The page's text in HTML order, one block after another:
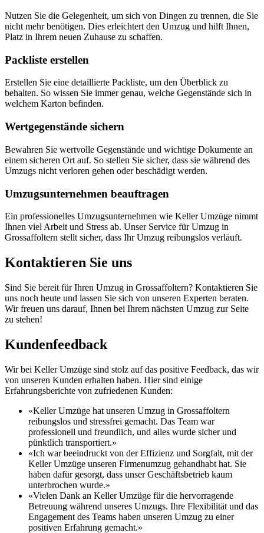
Nutzen Sie die Gelegenheit, um sich von Dingen zu trennen, die Sie
nicht mehr benötigen. Dies erleichtert den Umzug und hilft Ihnen,
Platz in Ihrem neuen Zuhause zu schaffen.
Packliste erstellen
Erstellen Sie eine detaillierte Packliste, um den Überblick zu
behalten. So wissen Sie immer genau, welche Gegenstände sich in
welchem Karton befinden.
Wertgegenstände sichern
Bewahren Sie wertvolle Gegenstände und wichtige Dokumente an
einem sicheren Ort auf. So stellen Sie sicher, dass sie während des
Umzugs nicht verloren gehen oder beschädigt werden.
Umzugsunternehmen beauftragen
Ein professionelles Umzugsunternehmen wie Keller Umzüge nimmt
Ihnen viel Arbeit und Stress ab. Unser Service für Umzug in
Grossaffoltern stellt sicher, dass Ihr Umzug reibungslos verläuft.
Kontaktieren Sie uns
Sind Sie bereit für Ihren Umzug in Grossaffoltern? Kontaktieren Sie
uns noch heute und lassen Sie sich von unseren Experten beraten.
Wir freuen uns darauf, Ihnen bei Ihrem nächsten Umzug zur Seite
zu stehen!
Kundenfeedback
Wir bei Keller Umzüge sind stolz auf das positive Feedback, das wir
von unseren Kunden erhalten haben. Hier sind einige
Erfahrungsberichte von zufriedenen Kunden:
«Keller Umzüge hat unseren Umzug in Grossaffoltern
reibungslos und stressfrei gemacht. Das Team war
professionell und freundlich, und alles wurde sicher und
pünktlich transportiert.»
«Ich war beeindruckt von der Effizienz und Sorgfalt, mit der
Keller Umzüge unseren Firmenumzug gehandhabt hat. Sie
haben dafür gesorgt, dass unser Geschäftsbetrieb kaum
unterbrochen wurde.»
«Vielen Dank an Keller Umzüge für die hervorragende
Betreuung während unseres Umzugs. Ihre Flexibilität und das
Engagement des Teams haben unseren Umzug zu einer
positiven Erfahrung gemacht.»